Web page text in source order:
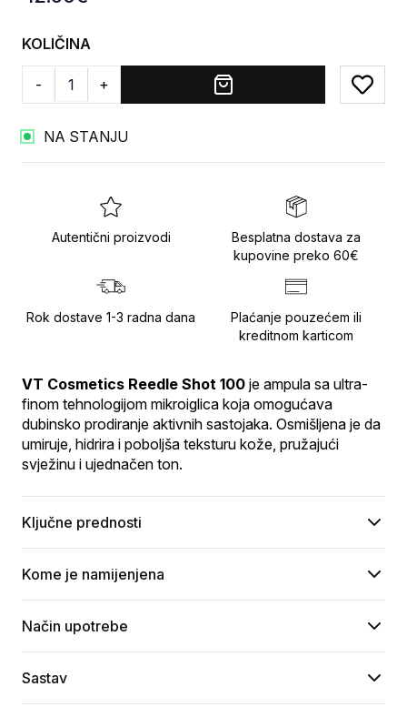
KOLIČINA
- +
Add
NA STANJU
Autentični proizvodi
Besplatna dostava za
kupovine preko 60€
Rok dostave 1-3 radna dana
Plaćanje pouzećem ili
kreditnom karticom
VT Cosmetics Reedle Shot 100 je ampula sa ultra-
finom tehnologijom mikroiglica koja omogućava
dubinsko prodiranje aktivnih sastojaka. Osmišljena je da
umiruje, hidrira i poboljša teksturu kože, pružajući
svježinu i ujednačen ton.
Ključne prednosti
Kome je namijenjena
Način upotrebe
Sastav